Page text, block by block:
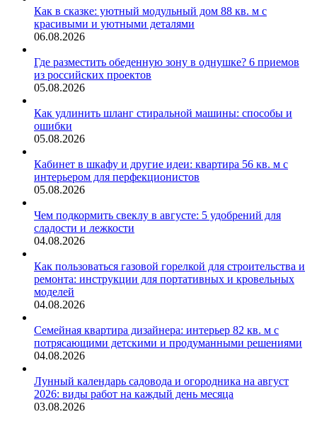
Как в сказке: уютный модульный дом 88 кв. м с
красивыми и уютными деталями
06.08.2026
Где разместить обеденную зону в однушке? 6 приемов
из российских проектов
05.08.2026
Как удлинить шланг стиральной машины: способы и
ошибки
05.08.2026
Кабинет в шкафу и другие идеи: квартира 56 кв. м с
интерьером для перфекционистов
05.08.2026
Чем подкормить свеклу в августе: 5 удобрений для
сладости и лежкости
04.08.2026
Как пользоваться газовой горелкой для строительства и
ремонта: инструкции для портативных и кровельных
моделей
04.08.2026
Семейная квартира дизайнера: интерьер 82 кв. м с
потрясающими детскими и продуманными решениями
04.08.2026
Лунный календарь садовода и огородника на август
2026: виды работ на каждый день месяца
03.08.2026